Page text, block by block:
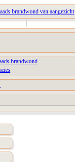
brandwond van aangezicht
|
brandwond